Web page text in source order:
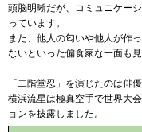
頭脳明晰だが、コミュニケー
っています。
また、他人の匂いや他人が作
ないといった偏食家な一面も見
「二階堂忍」を演じたのは俳
横浜流星は極真空手で世界大
ョンを披露しました。